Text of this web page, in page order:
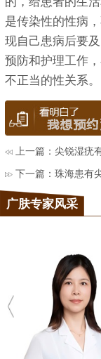
是传染性的性病
现自己患病后要
预防和护理工作
不正当的性关系。
上一篇： 尖锐湿疣
下一篇：珠海患有
广肤专家风采